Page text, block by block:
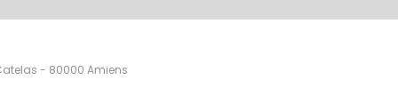
- 80000 Amiens